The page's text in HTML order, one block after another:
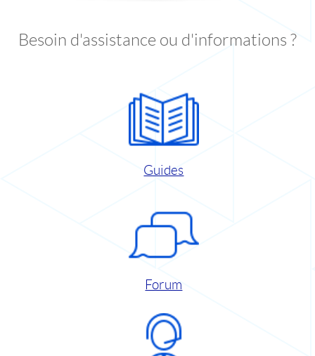
Besoin d'assistance ou d'informations ?
Guides
Forum